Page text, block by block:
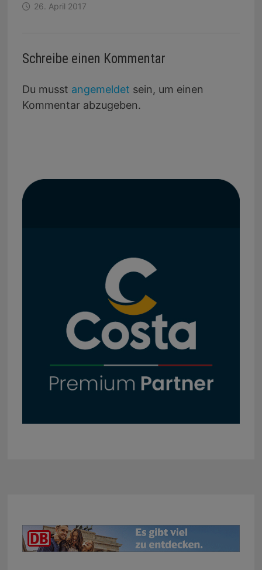
26. April 2017
Schreibe einen Kommentar
Du musst angemeldet sein, um einen
Kommentar abzugeben.